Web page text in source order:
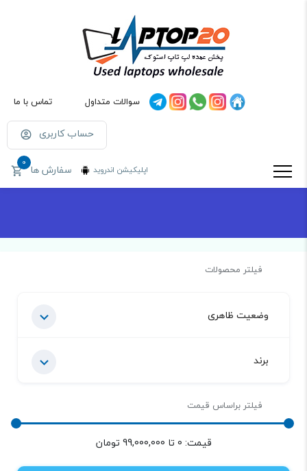
سوالات متداول تماس با ما
حساب کاربری
اپلیکیشن اندروید سفارش ها 0
فیلتر محصولات
وضعیت ظاهری
برند
فیلتر براساس قیمت
قیمت: 0 تا 99,000,000 تومان